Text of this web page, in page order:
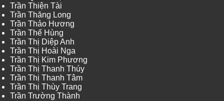
Trần Thiện Tài
Trần Thăng Long
Trần Thảo Hương
Trần Thế Hùng
Trần Thị Diệp Anh
Trần Thị Hoài Nga
Trần Thị Kim Phương
Trần Thị Thanh Thúy
Trần Thị Thanh Tâm
Trần Thị Thùy Trang
Trần Trường Thành